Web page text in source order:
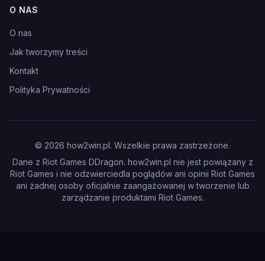
O NAS
O nas
Jak tworzymy treści
Kontakt
Polityka Prywatności
© 2026 how2win.pl. Wszelkie prawa zastrzeżone.
Dane z Riot Games DDragon. how2win.pl nie jest powiązany z
Riot Games i nie odzwierciedla poglądów ani opinii Riot Games
ani żadnej osoby oficjalnie zaangażowanej w tworzenie lub
zarządzanie produktami Riot Games.